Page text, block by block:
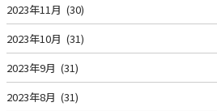
2023年11月 (30)
2023年10月 (31)
2023年9月 (31)
2023年8月 (31)